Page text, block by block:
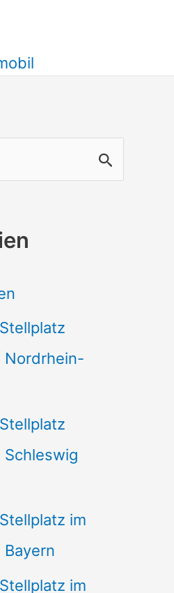
Nordrhein-
Schleswig
im
Bayern
im